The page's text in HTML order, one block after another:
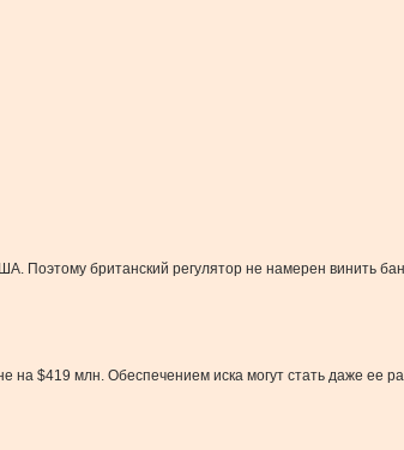
Поэтому британский регулятор не намерен винить
$419 млн. Обеспечением иска могут стать даже ее